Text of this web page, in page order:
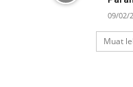
09/02/
Muat